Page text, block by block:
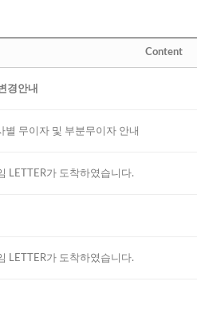
Content
경안내
별 무이자 및 부분무이자 안내
LETTER가 도착하였습니다.
LETTER가 도착하였습니다.